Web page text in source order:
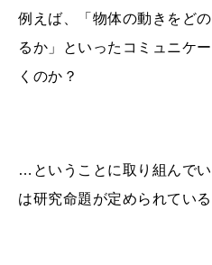
例えば、「物体の動きをど
るか」といったコミュニケ
くのか？
…ということに取り組んで
は研究命題が定められてい